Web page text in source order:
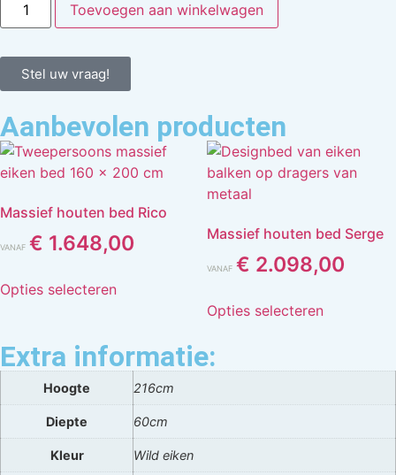
Toevoegen aan winkelwagen
Stel uw vraag!
Aanbevolen producten
Massief houten bed Rico
VANAF € 1.648,00
Opties selecteren
Massief houten bed Serge
VANAF € 2.098,00
Opties selecteren
Extra informatie:
Hoogte 216cm
Diepte 60cm
Kleur Wild eiken